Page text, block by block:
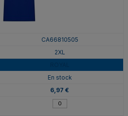
CA66810505
2XL
En stock
6,97 €